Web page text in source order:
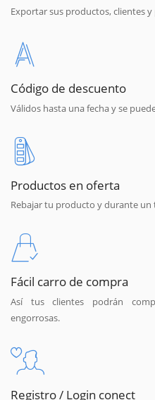
Exportar sus productos, clientes y
Código de descuento
Válidos hasta una fecha y se
Productos en oferta
Rebajar tu producto y durante
Fácil carro de compra
Así tus clientes podrán
engorrosas.
Registro / Login conect